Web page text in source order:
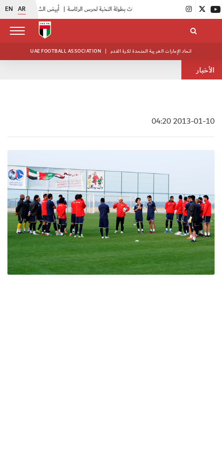
EN AR |
UAE FOOTBALL ASSOCIATION | اتحاد الإمارات العربية المتحدة لكرة القدم
الأخبار
2013-01-10 04:20